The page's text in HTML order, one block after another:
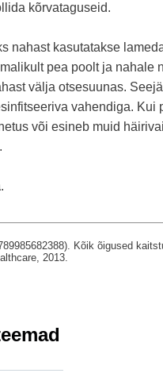
kõrvataguseid.
nahast kasutatakse
pea poolt ja nahale
välja otsesuunas.
vahendiga. Kui
või esineb muid
.
Kõik õigused
2013.